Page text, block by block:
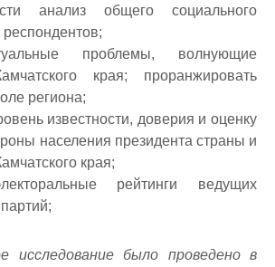
анализ общего социального
проблемы, волнующие
края; проранжировать
региона;
известности, доверия и оценку
населения президента страны и
края;
рейтинги ведущих
исследование было проведено в